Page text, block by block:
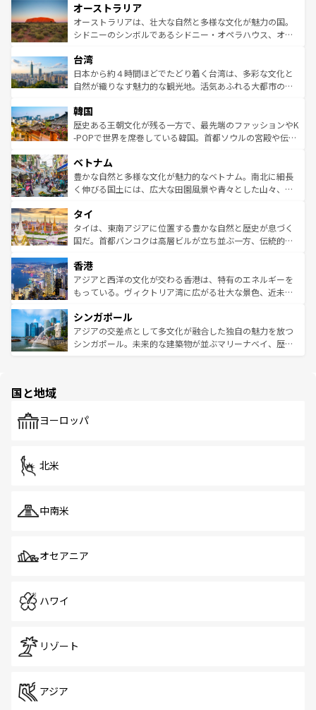
部のニューオーリンズでは、音楽と美食が融合した独特の
文化が魅力。旅行者はアメリカの各地域で異なる魅力を楽
しみながら、その多様性と豊かな歴史を感じることができ
ならではの贅沢な旅のスタイルだ。 なお、新着のアメリカ
情報はコンテンツ一覧を参照してほしい。
ワイ島は見逃せない。また、定番の観光地といえばオアフ
島だが、静かな自然を求めるならマウイ島やカウアイ島が
おすすめ。エメラルドグリーンに輝く海をはじめ、豊かな
れるおもてなしの心で訪れる人々を迎えてくれるハワイの
人々、おいしいローカルフードやハワイアンミュージッ
ク、伝統的なフラダンスなど、すべてがハワイの魅力を彩
ワイを、存分に味わってほしい。 なお、新着のハワイ情報
はコンテンツ一覧を参照してほしい。
オーストラリア
オーストラリアは、壮大な自然と多様な文化が魅力の国。
シドニーのシンボルであるシドニー・オペラハウス、オー
リアリーフや大陸中央部にそびえるウルル（エアーズロッ
ク）、タスマニアの美しい原生林やケアンズの熱帯雨林な
ど、見どころがたくさん。また、カフェやワイン、オージ
いる。アクティビティも充実しており、サーフィンやダイ
ビング、ハイキングなど、アウトドア好きにはたまらな
い。オーストラリアの多彩な魅力を存分に味わいつくそ
参照してほしい。
台湾
日本から約４時間ほどでたどり着く台湾は、多彩な文化と
自然が織りなす魅力的な観光地。活気あふれる大都市の台
ン）、静ひつな山岳地帯である台湾東部など、都市の喧騒
と山間の静けさが共存しており、訪れる人に新しい発見と
驚きをもたらしてくれる。また、奥深い台湾の食文化も魅
容にもいいと評判のスイーツなど、バラエティ豊かな料理
が味わえる。 なお、新着の台湾情報は コンテンツ一覧を参
照してほしい。
韓国
歴史ある王朝文化が残る一方で、最先端のファッションやK
-POPで世界を席巻している韓国。首都ソウルの宮殿や伝統
き、地方に足を延ばせば四季折々の自然美を楽しむことが
できる。そして、キムチや焼肉、絶品のストリートフード
まで、さまざまな韓国料理が待っている。夜には、韓国な
リティに包まれながら、韓国の多彩な魅力を心ゆくまで味
わってみてほしい。 なお、新着の韓国情報はコンテンツ一
覧を参照してほしい。
ベトナム
豊かな自然と多様な文化が魅力的なベトナム。南北に細長
く伸びる国土には、広大な田園風景や青々とした山々、世
急速な発展と共に伝統が息づく。ハノイの古い町並みやホ
ーチミン市のフランス統治時代の建物も、独特の雰囲気を
醸し出している。また、バラエティの豊かさとおいしさで
とつ。フォーやバインミー、ベトナムコーヒーなどは、ぜ
ひ現地で味わいたい。どの地域を訪れてもあたたかい人々
が旅行者を迎えてくれるので、きっと忘れられない旅にな
参照してほしい。
タイ
タイは、東南アジアに位置する豊かな自然と歴史が息づく
国だ。首都バンコクは高層ビルが立ち並ぶ一方、伝統的な
の活気が交差している。北部ではチェンマイなどの山岳地
帯で自然と触れ合い、南部ではプーケットやクラビの美し
いビーチでリゾート気分を楽しむことができる。タイ料理
激する。気候は一年中温暖で、どの季節にも異なる楽しみ
が待っている。親しみやすいタイの人々、仏教を中心とし
た文化、そして多様な観光資源が、訪れる旅人を魅了し続
香港
アジアと西洋の文化が交わる香港は、特有のエネルギーを
もっている。ヴィクトリア湾に広がる壮大な景色、近未来
み、どこを訪れても感動するはず。観光スポットが密集し
ており、効率よく見どころを回れるのも魅力。息をのむよ
うな絶景から文化的な体験まで、香港を存分に楽しみ尽く
シンガポール
アジアの交差点として多文化が融合した独自の魅力を放つ
シンガポール。未来的な建築物が並ぶマリーナベイ、歴史
で、ホーカーズは地元の風情を楽しめる外せないスポット
国と地域
ヨーロッパ
北米
中南米
オセアニア
ハワイ
リゾート
アジア